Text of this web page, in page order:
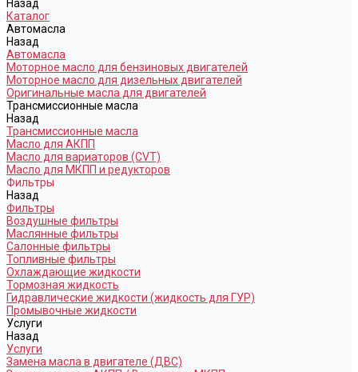
Назад
Каталог
Автомасла
Назад
Автомасла
Моторное масло для бензиновых двигателей
Моторное масло для дизельных двигателей
Оригинальные масла для двигателей
Трансмиссионные масла
Назад
Трансмиссионные масла
Масло для АКПП
Масло для вариаторов (CVT)
Масло для МКПП и редукторов
Фильтры
Назад
Фильтры
Воздушные фильтры
Маслянные фильтры
Салонные фильтры
Топливные фильтры
Охлаждающие жидкости
Тормозная жидкость
Гидравлические жидкости (жидкость для ГУР)
Промывочные жидкости
Услуги
Назад
Услуги
Замена масла в двигателе (ДВС)